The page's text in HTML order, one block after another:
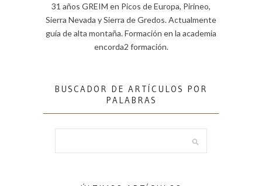
31 años GREIM en Picos de Europa, Pirineo,
Sierra Nevada y Sierra de Gredos. Actualmente
guía de alta montaña. Formación en la academia
encorda2 formación.
BUSCADOR DE ARTÍCULOS POR
PALABRAS